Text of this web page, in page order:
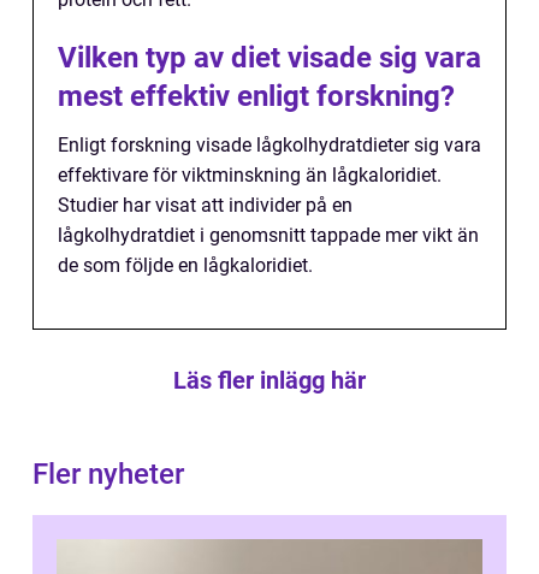
Vilken typ av diet visade sig vara
mest effektiv enligt forskning?
Enligt forskning visade lågkolhydratdieter sig vara
effektivare för viktminskning än lågkaloridiet.
Studier har visat att individer på en
lågkolhydratdiet i genomsnitt tappade mer vikt än
de som följde en lågkaloridiet.
Läs fler inlägg här
Fler nyheter